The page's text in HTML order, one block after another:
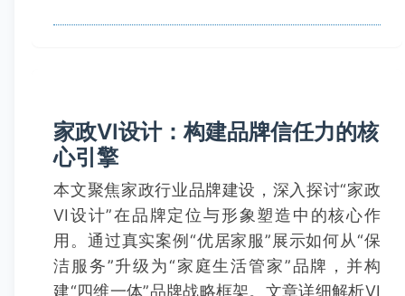
家政VI设计：构建品牌信任力的核
心引擎
本文聚焦家政行业品牌建设，深入探讨“家政
VI设计”在品牌定位与形象塑造中的核心作
用。通过真实案例“优居家服”展示如何从“保
洁服务”升级为“家庭生活管家”品牌，并构
建“四维一体”品牌战略框架。文章详细解析VI